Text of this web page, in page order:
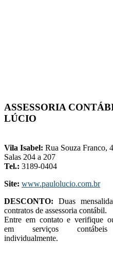
ASSESSORIA
LÚCIO
Vila Isabel: Rua Souza Franco,
Salas 204 a 207
Tel.: 3189-0404
Site: www.paulolucio.com.br
DESCONTO:Duas
contratos de assessoria contábil.
Entre em contato e verifique
em serviços contábeis
individualmente.